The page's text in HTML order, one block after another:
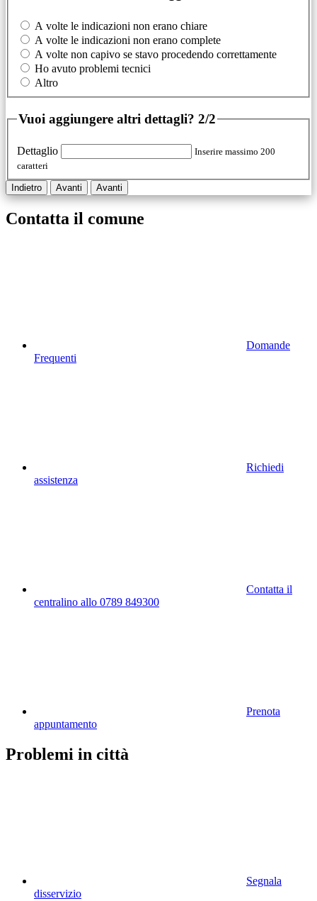
A volte le indicazioni non erano chiare
A volte le indicazioni non erano complete
A volte non capivo se stavo procedendo correttamente
Ho avuto problemi tecnici
Altro
Vuoi aggiungere altri dettagli? 2/2
Dettaglio
Inserire massimo 200
caratteri
Indietro Avanti Avanti
Contatta il comune
Domande
Frequenti
Richiedi
assistenza
Contatta il
centralino allo 0789 849300
Prenota
appuntamento
Problemi in città
Segnala
disservizio